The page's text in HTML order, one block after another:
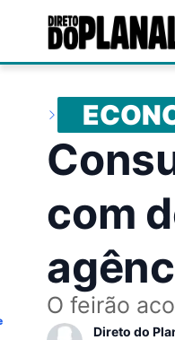
com
O feirão
Direto do